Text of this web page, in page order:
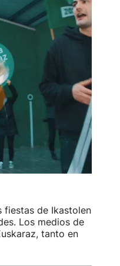
fiestas de Ikastolen
Los medios de
tanto en